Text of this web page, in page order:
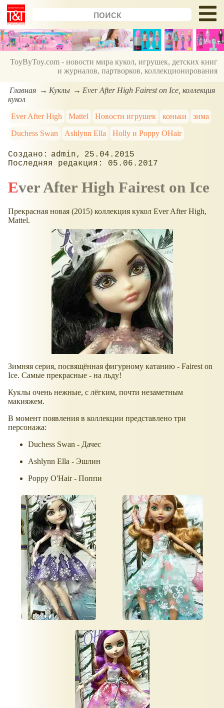
ToyByToy.com - новости мира кукол, игрушек, детских книг
и журналов, партворков, коллекционирования
Главная Куклы
Ever After High Fairest on Ice, коллекция
кукол
Ever After High
Mattel Новости игрушек коньки
зима
Duchess Swan
Ashlynn Ella Holly и Poppy OHair
admin
25.04.2015
05.06.2017
Ever After High Fairest on Ice
Прекрасная новая (2015) коллекция кукол Ever After High,
Mattel.
Зимняя серия, посвящённая фигурному катанию - Fairest on
Ice. Самые прекрасные - на льду!
Куклы очень нежные, с лёгким, почти незаметным
макияжем.
В момент появления в коллекции представлено три
персонажа:
Duchess Swan - Дачес
Ashlynn Ella - Эшлин
Poppy O'Hair - Поппи